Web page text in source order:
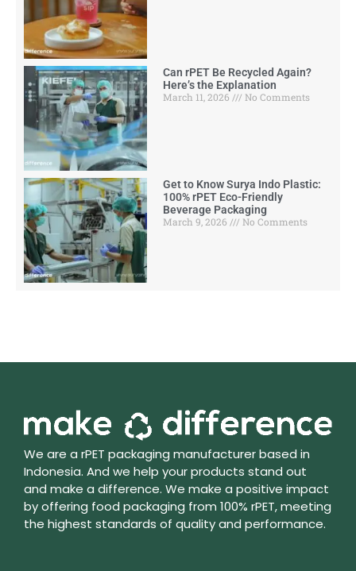
Can rPET Be Recycled Again?
Here’s the Explanation
March 11, 2026
No Comments
Get to Know Surya Indo Plastic:
100% rPET Eco-Friendly
Beverage Packaging
March 9, 2026
No Comments
We are a rPET packaging manufacturer based in
Indonesia. And we help your products stand out
and make a difference. We make a positive impact
by offering food packaging from 100% rPET, meeting
the highest standards of quality and performance.